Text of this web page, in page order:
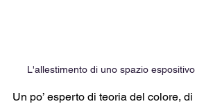
L'allestimento di uno spazio espositivo
Un po’ esperto di teoria del colore, di